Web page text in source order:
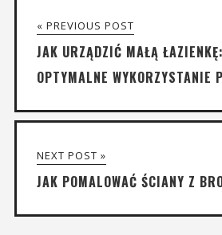
« PREVIOUS POST
JAK URZĄDZIĆ MAŁĄ
OPTYMALNE WYKORZYSTANIE
NEXT POST »
JAK POMALOWAĆ ŚCIANY Z